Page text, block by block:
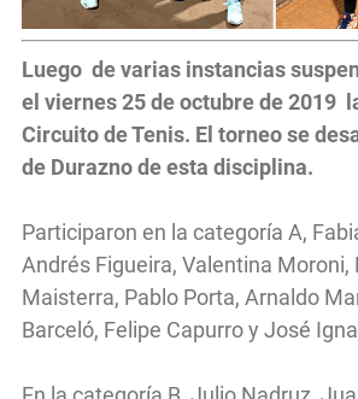
Luego de varias instancias
el viernes 25 de octubre de 2019
Circuito de Tenis. El torneo se
de Durazno de esta disciplina.
Participaron en la categoría A,
Andrés Figueira, Valentina Moroni,
Maisterra, Pablo Porta, Arnaldo
Barceló, Felipe Capurro y José